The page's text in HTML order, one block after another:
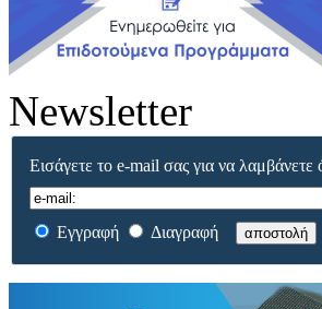
Newsletter
Εισάγετε το e-mail σας για να λαμβάνετε
Εγγραφή Διαγραφή αποστολή